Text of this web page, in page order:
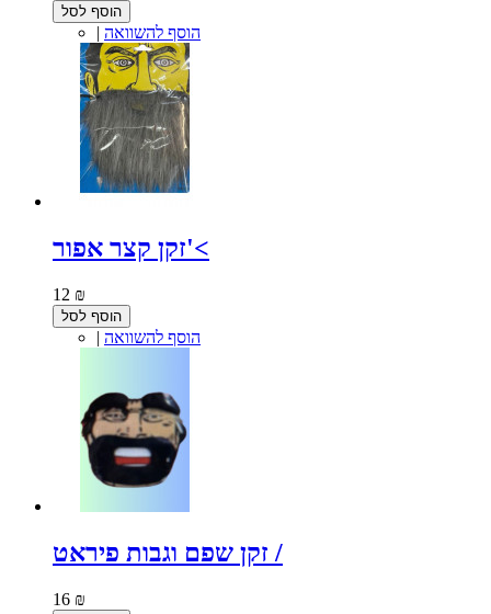
הוסף לסל
| הוסף להשוואה
זקן קצר אפור'<
12 ₪
הוסף לסל
| הוסף להשוואה
זקן שפם וגבות פיראט /
16 ₪